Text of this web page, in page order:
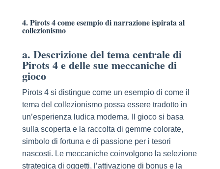
4. Pirots 4 come esempio di narrazione ispirata al
collezionismo
a. Descrizione del tema centrale di
Pirots 4 e delle sue meccaniche di
gioco
Pirots 4 si distingue come un esempio di come il
tema del collezionismo possa essere tradotto in
un’esperienza ludica moderna. Il gioco si basa
sulla scoperta e la raccolta di gemme colorate,
simbolo di fortuna e di passione per i tesori
nascosti. Le meccaniche coinvolgono la selezione
strategica di oggetti, l’attivazione di bonus e la